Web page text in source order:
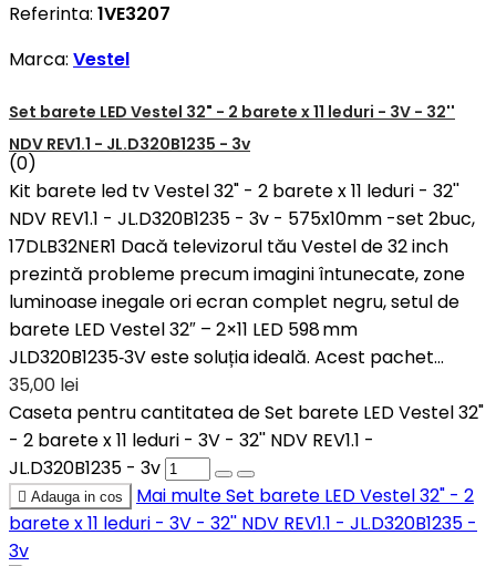
Referinta: 1VE3207
Marca: Vestel
Set barete LED Vestel 32" - 2 barete x 11 leduri - 3V - 32''
NDV REV1.1 - JL.D320B1235 - 3v
(0)
Kit barete led tv Vestel 32" - 2 barete x 11 leduri - 32''
NDV REV1.1 - JL.D320B1235 - 3v - 575x10mm -set 2buc,
17DLB32NER1 Dacă televizorul tău Vestel de 32 inch
prezintă probleme precum imagini întunecate, zone
luminoase inegale ori ecran complet negru, setul de
barete LED Vestel 32″ – 2×11 LED 598 mm
JLD320B1235‑3V este soluția ideală. Acest pachet...
35,00 lei
Caseta pentru cantitatea de Set barete LED Vestel 32"
- 2 barete x 11 leduri - 3V - 32'' NDV REV1.1 -
JL.D320B1235 - 3v
 Adauga in cos Mai multeSet barete LED Vestel 32" - 2
barete x 11 leduri - 3V - 32'' NDV REV1.1 - JL.D320B1235 -
3v